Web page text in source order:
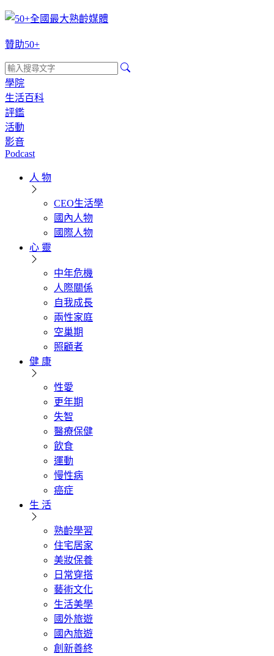
贊助50+
學院
生活百科
評鑑
活動
影音
Podcast
人 物
CEO生活學
國內人物
國際人物
心 靈
中年危機
人際關係
自我成長
兩性家庭
空巢期
照顧者
健 康
性愛
更年期
失智
醫療保健
飲食
運動
慢性病
癌症
生 活
熟齡學習
住宅居家
美妝保養
日常穿搭
藝術文化
生活美學
國外旅遊
國內旅遊
創新善終